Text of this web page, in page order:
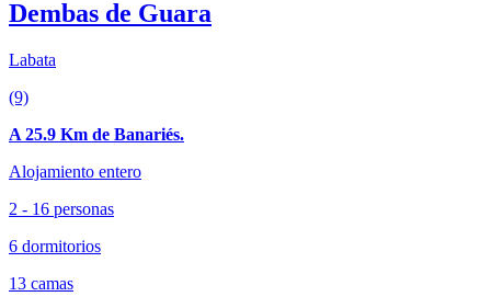
Dembas de Guara
Labata
(9)
A 25.9 Km de Banariés.
Alojamiento entero
2 - 16 personas
6 dormitorios
13 camas